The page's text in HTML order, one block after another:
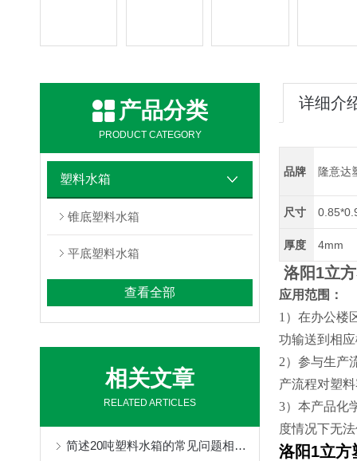
产品分类
PRODUCT CATEGORY
塑料水箱
锥底塑料水箱
平底塑料水箱
查看全部
相关文章
RELATED ARTICLES
简述20吨塑料水箱的常见问题相应解决方法
详细介
品牌 隆意达
尺寸
厚度 4mm
洛阳1立
应用范围：
1）在办公楼
功输送到相
2）参与生产
产流程对塑
3）本产品化
度情况下无
洛阳1立方